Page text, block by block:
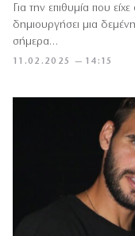
11.02.2025 — 14:15
Για την επιθυμία που
δημιουργήσει μια
σήμερα…